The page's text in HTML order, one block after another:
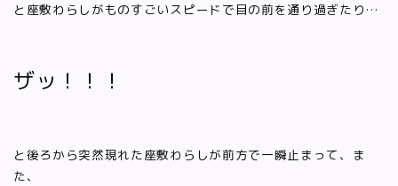
と座敷わらしがものすごいスピードで目の前を通り過ぎたり…
ザッ！！！
と後ろから突然現れた座敷わらしが前方で一瞬止まって、ま
た、